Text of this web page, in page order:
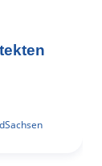
Sachsen